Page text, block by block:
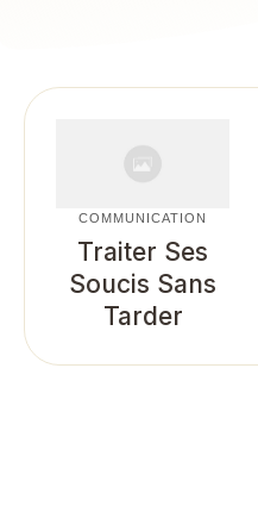
COMMUNICATION
Traiter Ses
Soucis Sans
Tarder